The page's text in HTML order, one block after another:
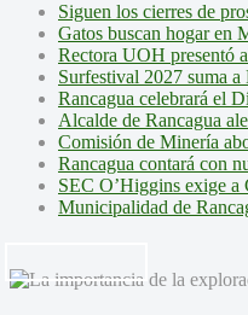
Siguen los cierres de
Gatos buscan hogar en
Rectora UOH presentó
Surfestival 2027 suma a
Rancagua celebrará el
Alcalde de Rancagua
Comisión de Minería
Rancagua contará con
SEC O’Higgins exige a
Municipalidad de